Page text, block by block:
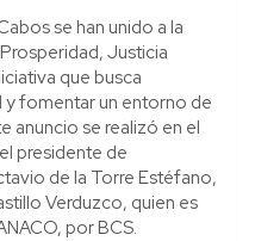
se han unido a la
Justicia
que busca
fomentar un entorno de
anuncio se realizó en el
presidente de
de la Torre Estéfano,
Verduzco, quien es
por BCS.